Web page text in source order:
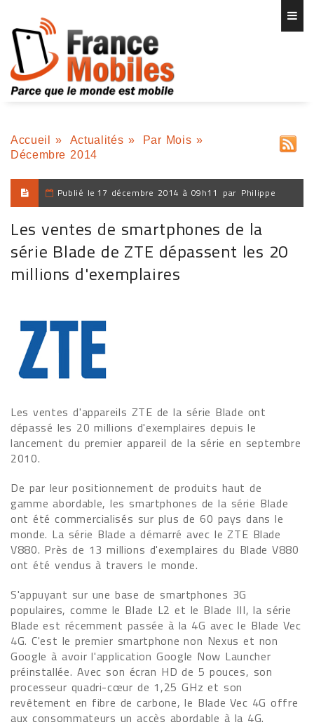
Accueil » Actualités » Par Mois »
Décembre 2014
Publié le 17 décembre 2014 à 09h11 par Philippe
Les ventes de smartphones de la
série Blade de ZTE dépassent les 20
millions d'exemplaires
Les ventes d'appareils ZTE de la série Blade ont
dépassé les 20 millions d'exemplaires depuis le
lancement du premier appareil de la série en septembre
2010.
De par leur positionnement de produits haut de
gamme abordable, les smartphones de la série Blade
ont été commercialisés sur plus de 60 pays dans le
monde. La série Blade a démarré avec le ZTE Blade
V880. Près de 13 millions d'exemplaires du Blade V880
ont été vendus à travers le monde.
S'appuyant sur une base de smartphones 3G
populaires, comme le Blade L2 et le Blade III, la série
Blade est récemment passée à la 4G avec le Blade Vec
4G. C'est le premier smartphone non Nexus et non
Google à avoir l'application Google Now Launcher
préinstallée. Avec son écran HD de 5 pouces, son
processeur quadri-cœur de 1,25 GHz et son
revêtement en fibre de carbone, le Blade Vec 4G offre
aux consommateurs un accès abordable à la 4G.